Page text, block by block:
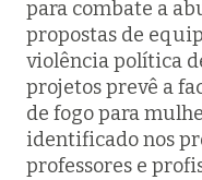
para combate a
propostas de
violência política
projetos prevê a
de fogo para
identificado nos
professores e